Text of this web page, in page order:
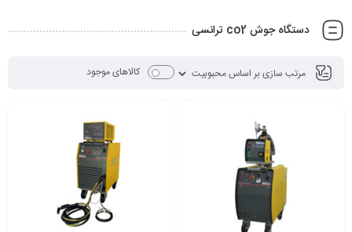
دستگاه جوش co2 ترانسی
کالاهای موجود